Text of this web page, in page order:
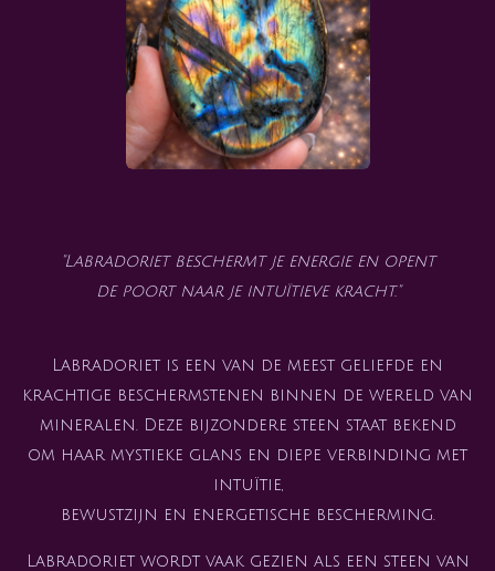
"Labradoriet beschermt je energie en opent
de poort naar je intuïtieve kracht."
Labradoriet is een van de meest geliefde en
krachtige beschermstenen binnen de wereld van
mineralen. Deze bijzondere steen staat bekend
om haar mystieke glans en diepe verbinding met
intuïtie,
bewustzijn en energetische bescherming.
Labradoriet wordt vaak gezien als een steen van